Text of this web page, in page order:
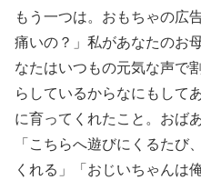
もう一つは。おもちゃの広
痛いの？」私があなたのお
なたはいつもの元気な声で
らしているからなにもして
に育ってくれたこと。おば
「こちらへ遊びにくるたび
くれる」「おじいちゃんは